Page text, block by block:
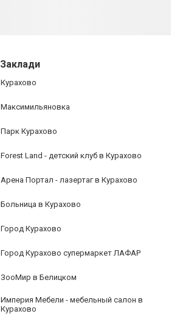
Заклади
Курахово
Максимильяновка
Парк Курахово
Forest Land - детский клуб в Курахово
Арена Портал - лазертаг в Курахово
Больница в Курахово
Город Курахово
Город Курахово супермаркет ЛАФАР
ЗооМир в Белицком
Империя Мебели - мебельный салон в
Курахово